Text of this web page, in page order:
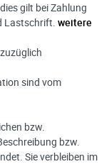
gilt bei Zahlung
Lastschrift. weitere
sind vom
bzw.
bzw.
Sie verbleiben im